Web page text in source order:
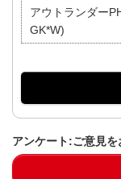
アウトランダー
GK*W)
アンケート:ご意見